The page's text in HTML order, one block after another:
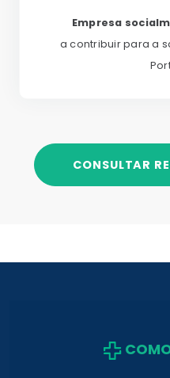
Empresa
a contribuir para a
CONSULTAR